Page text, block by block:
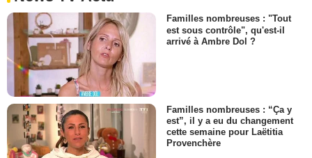
Familles nombreuses : "Tout
est sous contrôle", qu'est-il
arrivé à Ambre Dol ?
Familles nombreuses : “Ça y
est”, il y a eu du changement
cette semaine pour Laëtitia
Provenchère